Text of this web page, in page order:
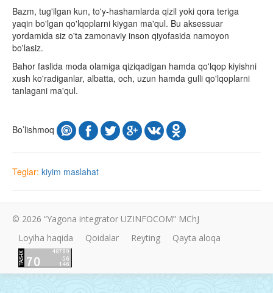
Bazm, tug'ilgan kun, to'y-hashamlarda qizil yoki qora teriga
yaqin bo'lgan qo'lqoplarni kiygan ma'qul. Bu aksessuar
yordamida siz o'ta zamonaviy inson qiyofasida namoyon
bo'lasiz.
Bahor faslida moda olamiga qiziqadigan hamda qo'lqop kiyishni
xush ko'radiganlar, albatta, och, uzun hamda gulli qo'lqoplarni
tanlagani ma'qul.
Bo’lishmoq
Teglar: kiyim maslahat
© 2026 “Yagona integrator UZINFOCOM” MChJ
Loyiha haqida
Qoidalar Reyting Qayta aloqa